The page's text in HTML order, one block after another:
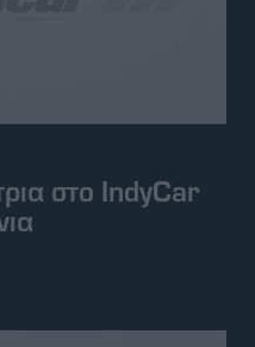
στο IndyCar